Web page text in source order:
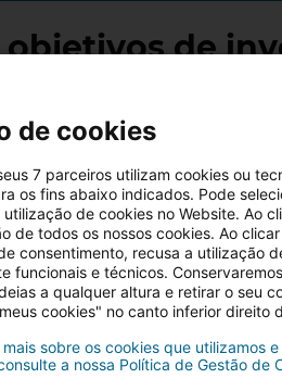
objetivos de
porque quer começar e
deve responder para definir a
que está disposto a
seja para comprar casaou
interessado emimóveis da
revender? Defina o seu foco.
confortável com
algo mais seguro, como o
os prós e os contras
de cookies
7 parceiros utilizam cookies ou
os fins abaixo indicados. Pode
de cookies no Website. Ao
de todos os nossos cookies. Ao
consentimento, recusa a utilização
funcionais e técnicos.
a qualquer altura e retirar o seu
cookies" no canto inferior direito
mais sobre os cookies que utilizamos
a nossa Política de Gestão de